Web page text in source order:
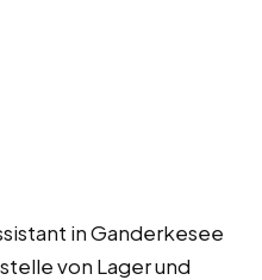
in Ganderkesee
von Lager und